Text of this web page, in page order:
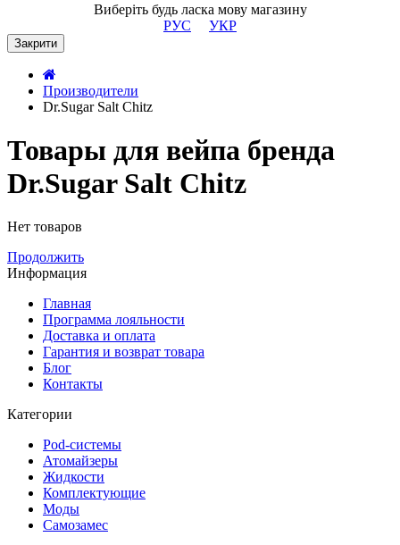
Виберіть будь ласка мову магазину
РУС
УКР
Закрити
Производители
Dr.Sugar Salt Chitz
Товары для вейпа бренда
Dr.Sugar Salt Chitz
Нет товаров
Продолжить
Информация
Главная
Программа лояльности
Доставка и оплата
Гарантия и возврат товара
Блог
Контакты
Категории
Pod-системы
Атомайзеры
Жидкости
Комплектующие
Моды
Самозамес